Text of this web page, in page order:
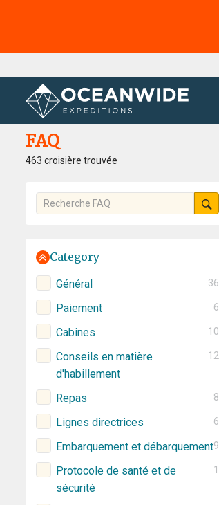
Accueil FAQ
FAQ
463 croisière trouvée
Category
Général 36
Paiement 6
Cabines 10
Conseils en matière
d'habillement
12
Repas 8
Lignes directrices 6
Embarquement et débarquement9
Protocole de santé et de
sécurité
1